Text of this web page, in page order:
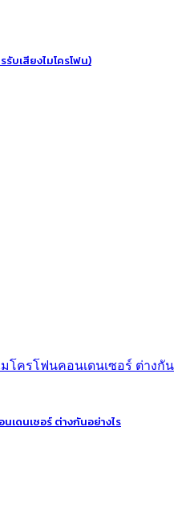
บเสียงไมโครโฟน)
นเดนเซอร์ ต่างกันอย่างไร